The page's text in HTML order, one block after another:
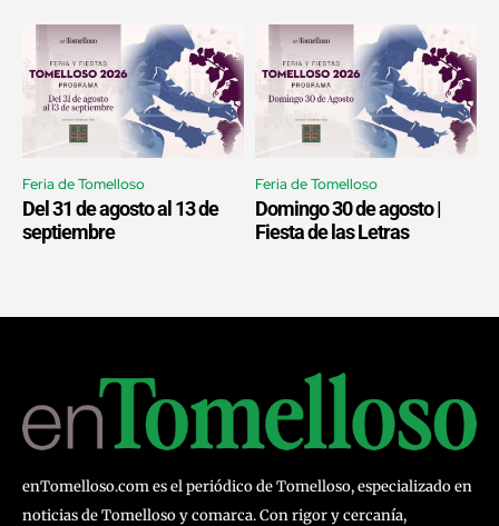
Feria de Tomelloso
Del 31 de agosto al 13 de
septiembre
Feria de Tomelloso
Domingo 30 de agosto |
Fiesta de las Letras
enTomelloso.com es el periódico de Tomelloso, especializado en
noticias de Tomelloso y comarca. Con rigor y cercanía,